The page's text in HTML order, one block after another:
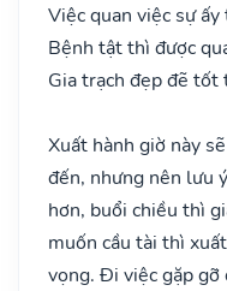
Việc quan việc sự
Bệnh tật thì được
Gia trạch đẹp đẽ tốt
Xuất hành giờ này
đến, nhưng nên lưu
hơn, buổi chiều thì
muốn cầu tài thì
vọng. Đi việc gặp gỡ